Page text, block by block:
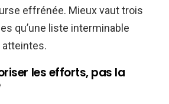
effrénée. Mieux vaut trois
qu’une liste interminable
atteintes.
les efforts, pas la